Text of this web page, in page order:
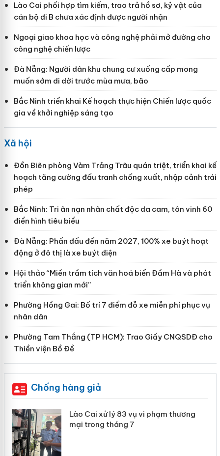
Lào Cai phối hợp tìm kiếm, trao trả hồ sơ, kỷ vật của
cán bộ đi B chưa xác định được người nhận
Ngoại giao khoa học và công nghệ phải mở đường cho
công nghệ chiến lược
Đà Nẵng: Người dân khu chung cư xuống cấp mong
muốn sớm di dời trước mùa mưa, bão
Bắc Ninh triển khai Kế hoạch thực hiện Chiến lược quốc
gia về khởi nghiệp sáng tạo
Xã hội
Đồn Biên phòng Vàm Trảng Trâu quán triệt, triển khai kế
hoạch tăng cường đấu tranh chống xuất, nhập cảnh trái
phép
Bắc Ninh: Tri ân nạn nhân chất độc da cam, tôn vinh 60
điển hình tiêu biểu
Đà Nẵng: Phấn đấu đến năm 2027, 100% xe buýt hoạt
động ở đô thị là xe buýt điện
Hội thảo “Miền trầm tích văn hoá biển Đầm Hà và phát
triển không gian mới”
Phường Hồng Gai: Bố trí 7 điểm đỗ xe miễn phí phục vụ
nhân dân
Phường Tam Thắng (TP HCM): Trao Giấy CNQSDĐ cho
Thiền viện Bồ Đề
Chống hàng giả
Lào Cai xử lý 83 vụ vi phạm thương
mại trong tháng 7